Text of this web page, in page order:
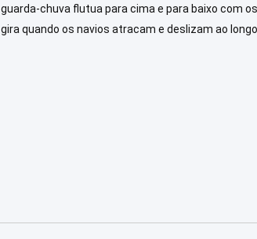
guarda-chuva flutua para cima e para baixo com
gira quando os navios atracam e deslizam ao